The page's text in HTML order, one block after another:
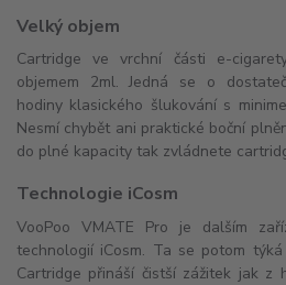
Velký objem
Cartridge ve vrchní části e-
objemem 2ml. Jedná se o
hodiny klasického šlukování s
Nesmí chybět ani praktické boční
do plné kapacity tak zvládnete
Technologie iCosm
VooPoo VMATE Pro je dalším
technologií iCosm. Ta se potom
Cartridge přináší čistší zážitek jak z